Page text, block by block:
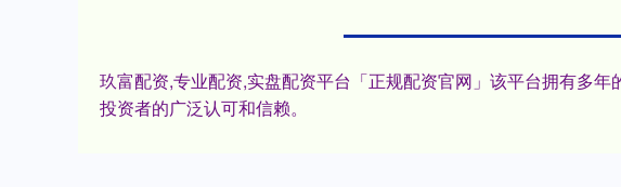
玖富配资,专业配资,实盘配资平台「正规配资官网」该平台拥有多
投资者的广泛认可和信赖。